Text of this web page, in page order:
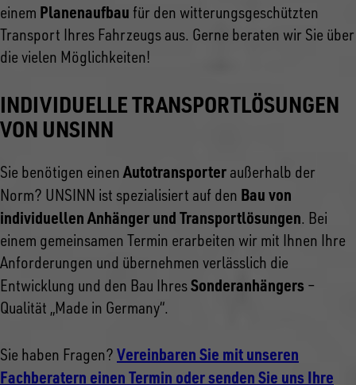
einem Planenaufbau für den witterungsgeschützten
Transport Ihres Fahrzeugs aus. Gerne beraten wir Sie über
die vielen Möglichkeiten!
INDIVIDUELLE TRANSPORTLÖSUNGEN
VON UNSINN
Sie benötigen einen Autotransporter außerhalb der
Norm? UNSINN ist spezialisiert auf den Bau von
individuellen Anhänger und Transportlösungen. Bei
einem gemeinsamen Termin erarbeiten wir mit Ihnen Ihre
Anforderungen und übernehmen verlässlich die
Entwicklung und den Bau IhresSonderanhängers –
Qualität „Made in Germany“.
Sie haben Fragen? Vereinbaren Sie mit unseren
Fachberatern einen Termin oder senden Sie uns Ihre